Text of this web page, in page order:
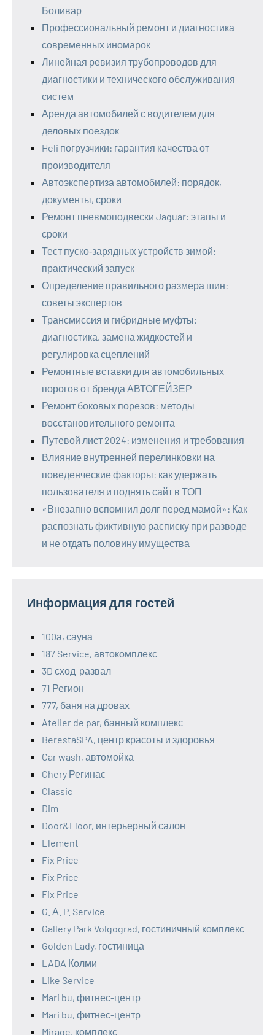
Боливар
Профессиональный ремонт и диагностика
современных иномарок
Линейная ревизия трубопроводов для
диагностики и технического обслуживания
систем
Аренда автомобилей с водителем для
деловых поездок
Heli погрузчики: гарантия качества от
производителя
Автоэкспертиза автомобилей: порядок,
документы, сроки
Ремонт пневмоподвески Jaguar: этапы и
сроки
Тест пуско‑зарядных устройств зимой:
практический запуск
Определение правильного размера шин:
советы экспертов
Трансмиссия и гибридные муфты:
диагностика, замена жидкостей и
регулировка сцеплений
Ремонтные вставки для автомобильных
порогов от бренда АВТОГЕЙЗЕР
Ремонт боковых порезов: методы
восстановительного ремонта
Путевой лист 2024: изменения и требования
Влияние внутренней перелинковки на
поведенческие факторы: как удержать
пользователя и поднять сайт в ТОП
«Внезапно вспомнил долг перед мамой»: Как
распознать фиктивную расписку при разводе
и не отдать половину имущества
Информация для гостей
100а, сауна
187 Service, автокомплекс
3D сход-развал
71 Регион
777, баня на дровах
Atelier de par, банный комплекс
BerestaSPA, центр красоты и здоровья
Car wash, автомойка
Chery Регинас
Classic
Dim
Door&Floor, интерьерный салон
Element
Fix Price
Fix Price
Fix Price
G. А. P. Service
Gallery Park Volgograd, гостиничный комплекс
Golden Lady, гостиница
LADA Колми
Like Service
Mari bu, фитнес-центр
Mari bu, фитнес-центр
Mirage, комплекс